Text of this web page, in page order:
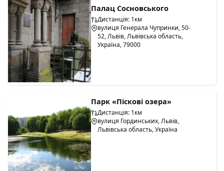
Палац Сосновського
Дистанція: 1км
вулиця Генерала Чупринки, 50-
52, Львів, Львівська область,
Україна, 79000
Парк «Піскові озера»
Дистанція: 1км
вулиця Гординських, Львів,
Львівська область, Україна